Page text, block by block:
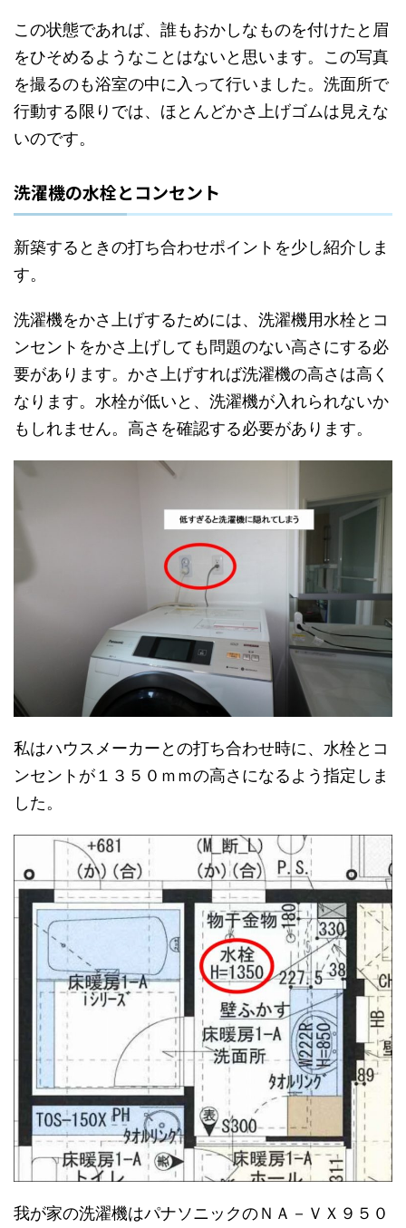
この状態であれば、誰もおかしなものを付けたと眉
をひそめるようなことはないと思います。この写真
を撮るのも浴室の中に入って行いました。洗面所で
行動する限りでは、ほとんどかさ上げゴムは見えな
いのです。
洗濯機の水栓とコンセント
新築するときの打ち合わせポイントを少し紹介しま
す。
洗濯機をかさ上げするためには、洗濯機用水栓とコ
ンセントをかさ上げしても問題のない高さにする必
要があります。かさ上げすれば洗濯機の高さは高く
なります。水栓が低いと、洗濯機が入れられないか
もしれません。高さを確認する必要があります。
私はハウスメーカーとの打ち合わせ時に、水栓とコ
ンセントが１３５０ｍｍの高さになるよう指定しま
した。
我が家の洗濯機はパナソニックのＮＡ－ＶＸ９５０